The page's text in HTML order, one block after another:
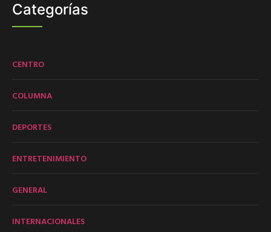
Categorías
CENTRO
COLUMNA
DEPORTES
ENTRETENIMIENTO
GENERAL
INTERNACIONALES